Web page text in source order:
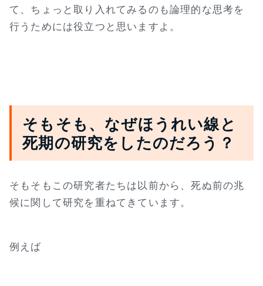
て、ちょっと取り入れてみるのも論理的な思考を
行うためには役立つと思いますよ。
そもそも、なぜほうれい線と
死期の研究をしたのだろう？
そもそもこの研究者たちは以前から、死ぬ前の兆
候に関して研究を重ねてきています。
例えば